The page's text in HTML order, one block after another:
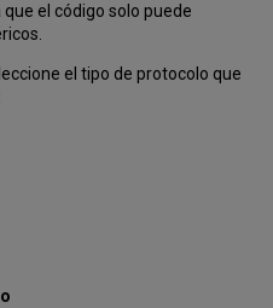
el código solo puede
el tipo de protocolo que